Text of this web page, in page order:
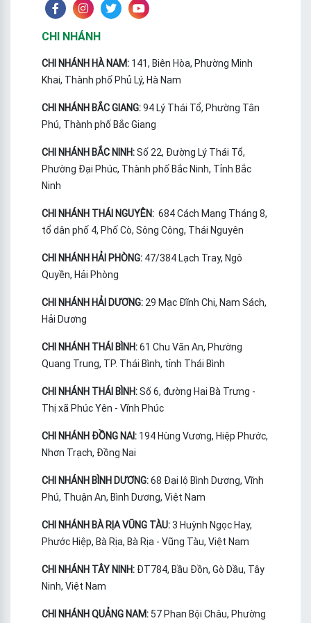
CHI NHÁNH
CHI NHÁNH HÀ NAM: 141, Biên Hòa, Phường Minh
Khai, Thành phố Phủ Lý, Hà Nam
CHI NHÁNH BẮC GIANG:94 Lý Thái Tổ, Phường Tân
Phú, Thành phố Bắc Giang
CHI NHÁNH BẮC NINH:Số 22, Đường Lý Thái Tổ,
Phường Đại Phúc, Thành phố Bắc Ninh, Tỉnh Bắc
Ninh
CHI NHÁNH THÁI NGUYÊN: 684 Cách Mạng Tháng 8,
tổ dân phố 4, Phố Cò, Sông Công, Thái Nguyên
CHI NHÁNH HẢI PHÒNG: 47/384 Lạch Tray, Ngô
Quyền, Hải Phòng
CHI NHÁNH HẢI DƯƠNG: 29 Mạc Đĩnh Chi, Nam Sách,
Hải Dương
CHI NHÁNH THÁI BÌNH:61 Chu Văn An, Phường
Quang Trung, TP. Thái Bình, tỉnh Thái Bình
CHI NHÁNH THÁI BÌNH:Số 6, đường Hai Bà Trưng -
Thị xã Phúc Yên - Vĩnh Phúc
CHI NHÁNH ĐỒNG NAI: 194 Hùng Vương, Hiệp Phước,
Nhơn Trạch, Đồng Nai
CHI NHÁNH BÌNH DƯƠNG:68 Đại lộ Bình Dương, Vĩnh
Phú, Thuận An, Bình Dương, Việt Nam
CHI NHÁNH BÀ RỊA VŨNG TÀU:3 Huỳnh Ngọc Hay,
Phước Hiệp, Bà Rịa, Bà Rịa - Vũng Tàu, Việt Nam
CHI NHÁNH TÂY NINH: ĐT784, Bầu Đồn, Gò Dầu, Tây
Ninh, Việt Nam
CHI NHÁNH QUẢNG NAM: 57 Phan Bội Châu, Phường